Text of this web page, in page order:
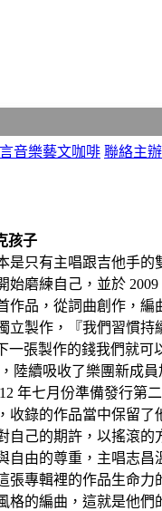
音樂藝文咖啡 聯絡主
孩子
是只有主唱跟吉他手的
始磨練自己，並於
作品，從詞曲創作，編
立製作，『我們習慣持
一張製作的錢我們就可
陸續吸收了樂團新成
年七月份準備發行第
收錄的作品當中保留了
自己的期許，以搖滾的
自由的尊重，主唱志昌
張專輯裡的作品生命力
格的編曲，這就是他們